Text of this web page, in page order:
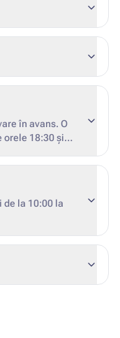
în avans. O
orele 18:30 și
la 10:00 la